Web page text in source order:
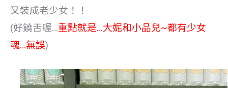
又裝成老少女！！
(好饒舌喔…重點就是…大妮和小品兒~都有少女
魂…無誤)